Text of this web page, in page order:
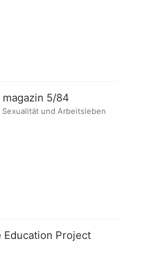
5/84
und Arbeitsleben
Education Project